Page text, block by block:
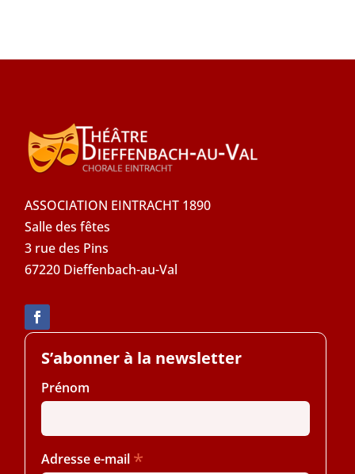
ASSOCIATION EINTRACHT 1890
Salle des fêtes
3 rue des Pins
67220 Dieffenbach-au-Val
S’abonner à la newsletter
Prénom
Adresse e-mail *